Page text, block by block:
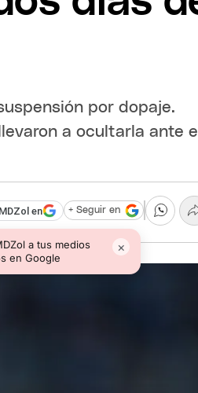
por dopaje.
a ocultarla ante el
en
a tus medios
en Google
×
+ Seguir en